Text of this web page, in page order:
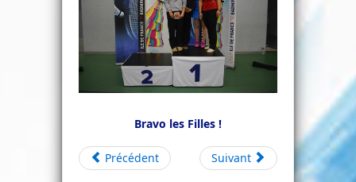
Bravo les Filles !
Précédent Suivant